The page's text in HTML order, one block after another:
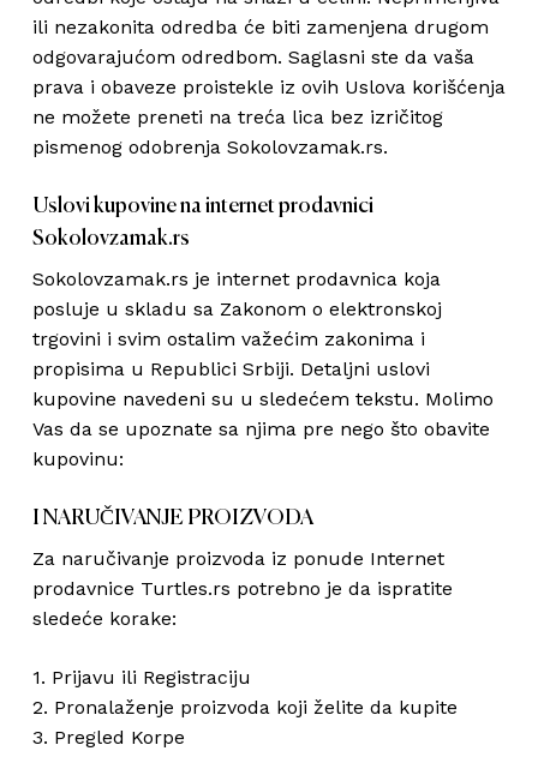
ili nezakonita odredba će biti zamenjena drugom
odgovarajućom odredbom. Saglasni ste da vaša
prava i obaveze proistekle iz ovih Uslova korišćenja
ne možete preneti na treća lica bez izričitog
pismenog odobrenja Sokolovzamak.rs.
Uslovi kupovine na internet prodavnici
Sokolovzamak.rs
Sokolovzamak.rs je internet prodavnica koja
posluje u skladu sa Zakonom o elektronskoj
trgovini i svim ostalim važećim zakonima i
propisima u Republici Srbiji. Detaljni uslovi
kupovine navedeni su u sledećem tekstu. Molimo
Vas da se upoznate sa njima pre nego što obavite
kupovinu:
I NARUČIVANJE PROIZVODA
Za naručivanje proizvoda iz ponude Internet
prodavnice Turtles.rs potrebno je da ispratite
sledeće korake:
1. Prijavu ili Registraciju
2. Pronalaženje proizvoda koji želite da kupite
3. Pregled Korpe